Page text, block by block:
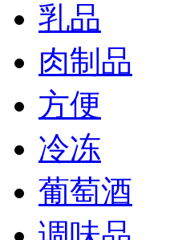
乳品
肉制品
方便
冷冻
葡萄酒